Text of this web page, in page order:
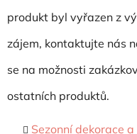
produkt byl vyřazen z
zájem, kontaktujte nás
se na možnosti
ostatních produktů.
Sezonní dekorace